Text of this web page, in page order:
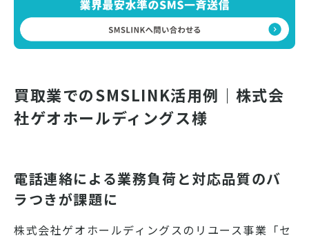
買取業でのSMSLINK活用例｜株式会
社ゲオホールディングス様
電話連絡による業務負荷と対応品質のバ
ラつきが課題に
株式会社ゲオホールディングスのリユース事業「セ